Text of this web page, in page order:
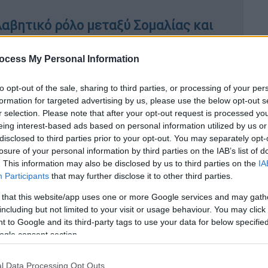
My Personal Information
opt-out of the sale, sharing to third parties, or processing of your
for targeted advertising by us, please use the below opt-out
selection. Please note that after your opt-out request is processed
interest-based ads based on personal information utilized by us
to third parties prior to your opt-out. You may separately
of your personal information by third parties on the IAB’s list of
This information may also be disclosed by us to third parties on the
Participants that may further disclose it to other third parties.
that this website/app uses one or more Google services and may
but not limited to your visit or usage behaviour. You may
to Google and its third-party tags to use your data for below
consent section.
Data Processing Opt Outs
ρόλο μεταξύ Σομαλίας και
έτρεχαν πανικόβλητα στο
μέσα σε λίγους μήνες
εταιρείας Savanta, που
26 έως τις 28 Ιουνίου με δείγμα 2.092